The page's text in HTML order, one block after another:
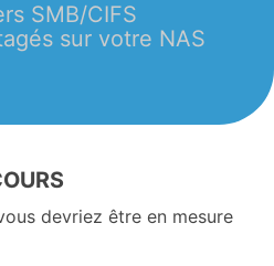
SMB/CIFS
sur votre NAS
devriez être en mesure